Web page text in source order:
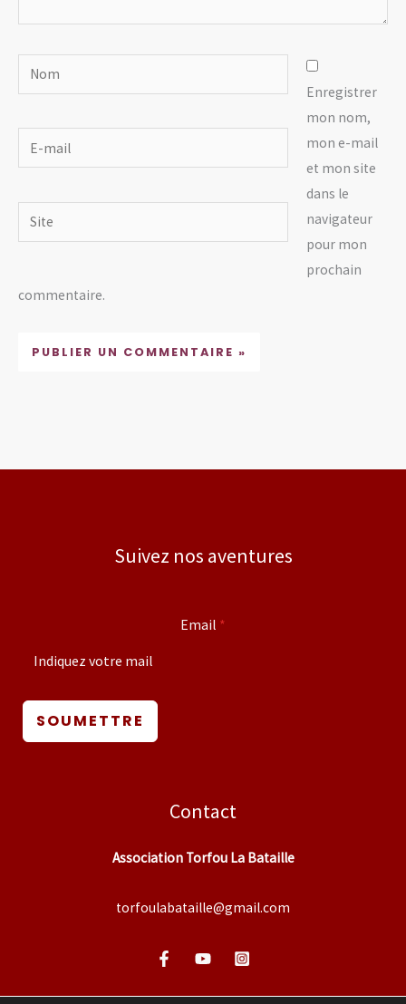
Nom
mail
Site
Enregistrer
mon nom,
mon e-mail
et mon site
dans le
navigateur
pour mon
prochain
commentaire.
Suivez nos aventures
Email *
SOUMETTRE
Contact
Association Torfou La Bataille
torfoulabataille@gmail.com